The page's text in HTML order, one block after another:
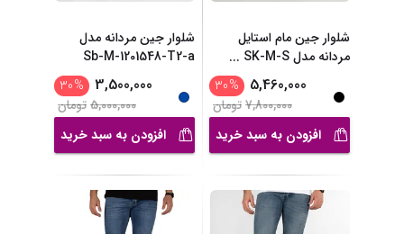
شلوار جین مام استایل
مردانه مدل SK-M-S
...
5,460,000
%
30
7,800,000تومان
افزودن به سبد خرید
شلوار جین مردانه مدل
Sb-M-1201548-T2-a
3,500,000
%
30
5,000,000تومان
افزودن به سبد خرید